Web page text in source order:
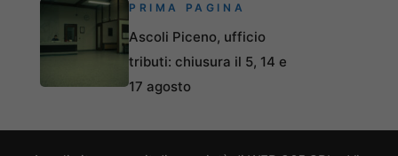
PRIMA PAGINA
Ascoli Piceno, ufficio
tributi: chiusura il 5, 14 e
17 agosto